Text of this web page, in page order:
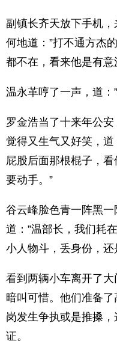
副镇长齐天放下手机
何地道：”打不通方杰
都不在，看来他是有
温永革哼了一声，道：
罗金浩当了十来年公
觉得又生气又好笑，
屁股后面那根棍子，
要动手。”
谷云峰脸色青一阵黑
道：”温部长，我们耗
小人物斗，丢身份，还
看到两辆小车离开了
暗叫可惜。他们准备
岗发生争执或是推搡，
证。